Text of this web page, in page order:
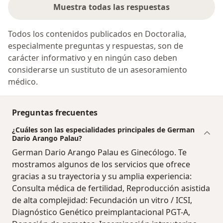
Muestra todas las respuestas
Todos los contenidos publicados en Doctoralia,
especialmente preguntas y respuestas, son de
carácter informativo y en ningún caso deben
considerarse un sustituto de un asesoramiento
médico.
Preguntas frecuentes
¿Cuáles son las especialidades principales de German
Dario Arango Palau?
German Dario Arango Palau es Ginecólogo. Te
mostramos algunos de los servicios que ofrece
gracias a su trayectoria y su amplia experiencia:
Consulta médica de fertilidad, Reproducción asistida
de alta complejidad: Fecundación un vitro / ICSI,
Diagnóstico Genético preimplantacional PGT-A,